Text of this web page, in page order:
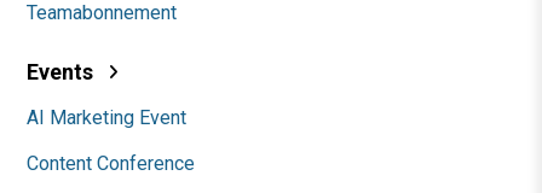
Teamabonnement
Events
AI Marketing Event
Content Conference